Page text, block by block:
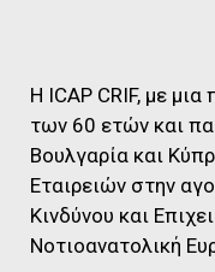
Η ICAP CRIF, με
των 60 ετών και
Βουλγαρία και
Εταιρειών στην
Κινδύνου και
Νοτιοανατολική